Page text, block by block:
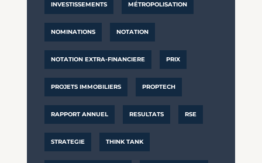
INVESTISSEMENTS MÉTROPOLISATION
NOMINATIONS NOTATION
NOTATION EXTRA-FINANCIERE PRIX
PROJETS IMMOBILIERS PROPTECH
RAPPORT ANNUEL RESULTATS RSE
STRATEGIE THINK TANK